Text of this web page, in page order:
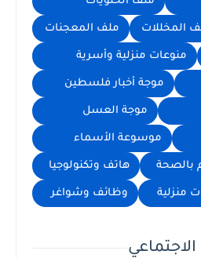
المخللات ملف المعجنات
منوعات منزلية وأسرية
موجة أخبار فلسطين
موجة العسل
موسوعة الأسماء
بالصحة هاتف وتكنولوجيا
منزلية وظائف وشواغر